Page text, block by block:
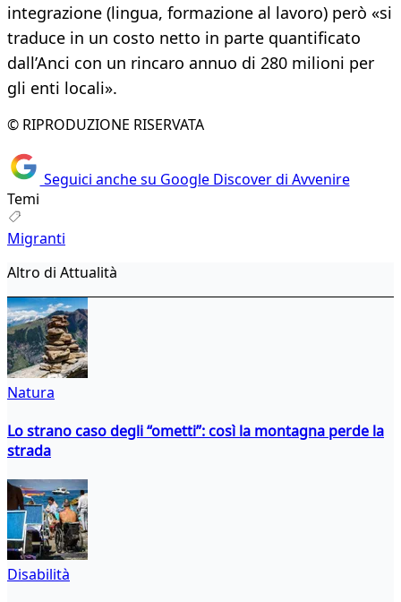
integrazione (lingua, formazione al lavoro) però «si
traduce in un costo netto in parte quantificato
dall’Anci con un rincaro annuo di 280 milioni per
gli enti locali».
© RIPRODUZIONE RISERVATA
Seguici anche su Google Discover di Avvenire
Temi
Migranti
Altro di Attualità
Natura
Lo strano caso degli “ometti”: così la montagna perde la
strada
Disabilità